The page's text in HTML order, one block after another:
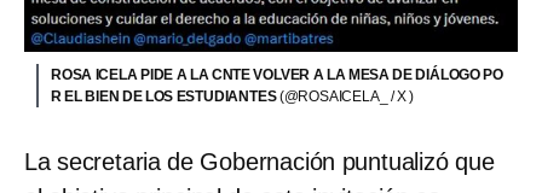
ROSA ICELA PIDE A LA CNTE VOLVER A LA MESA DE DIÁLOGO PO
R EL BIEN DE LOS ESTUDIANTES(@ROSAICELA_ / X )
La secretaria de Gobernación puntualizó que